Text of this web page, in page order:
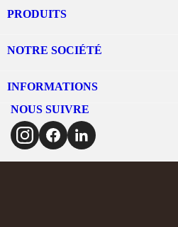
PRODUITS
NOTRE SOCIÉTÉ
INFORMATIONS
NOUS SUIVRE